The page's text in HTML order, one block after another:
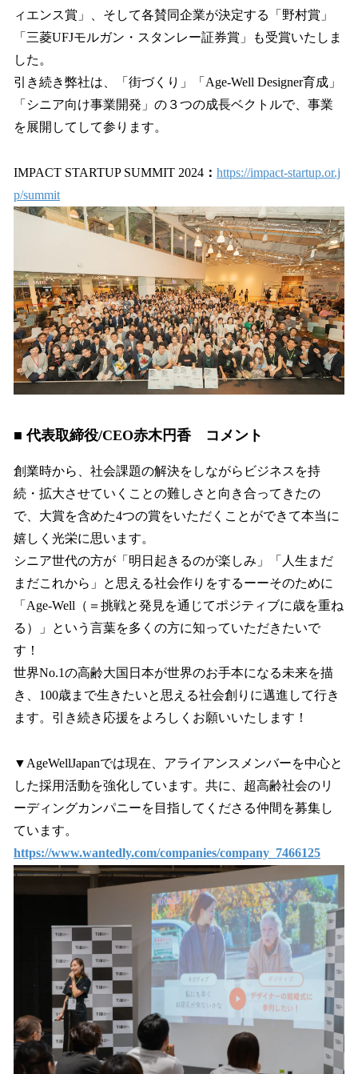
ィエンス賞」、そして各賛同企業が決定する「野村賞」
「三菱UFJモルガン・スタンレー証券賞」も受賞いたしま
した。
引き続き弊社は、「街づくり」「Age-Well Designer育成」
「シニア向け事業開発」の３つの成長ベクトルで、事業
を展開してして参ります。
IMPACT STARTUP SUMMIT 2024 ： https://impact-startup.or.j
p/summit
■ 代表取締役/CEO赤木円香 コメント
創業時から、社会課題の解決をしながらビジネスを持
続・拡大させていくことの難しさと向き合ってきたの
で、大賞を含めた4つの賞をいただくことができて本当に
嬉しく光栄に思います。
シニア世代の方が「明日起きるのが楽しみ」「人生まだ
まだこれから」と思える社会作りをするーーそのために
「Age-Well（＝挑戦と発見を通じてポジティブに歳を重ね
る）」という言葉を多くの方に知っていただきたいで
す！
世界No.1の高齢大国日本が世界のお手本になる未来を描
き、100歳まで生きたいと思える社会創りに邁進して行き
ます。引き続き応援をよろしくお願いいたします！
▼AgeWellJapanでは現在、アライアンスメンバーを中心と
した採用活動を強化しています。共に、超高齢社会のリ
ーディングカンパニーを目指してくださる仲間を募集し
ています。
https://www.wantedly.com/companies/company_7466125